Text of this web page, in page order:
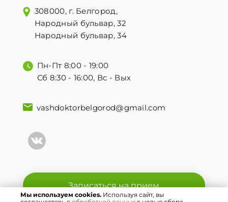
308000, г. Белгород,
Народный бульвар, 32
Народный бульвар, 34
Пн-Пт 8:00 - 19:00
Сб 8:30 - 16:00, Вс - Вых
vashdoktorbelgorod@gmail.com
Записаться на прием
Мы используем cookies. Используя сайт, вы